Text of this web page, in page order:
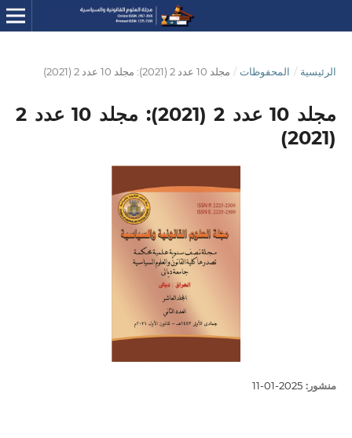
الرئيسية / المحفوظات / مجلد 10 عدد 2 (2021): مجلد 10 عدد 2 (2021)
مجلد 10 عدد 2 (2021): مجلد 10 عدد 2
(2021)
منشور: 2025-01-11